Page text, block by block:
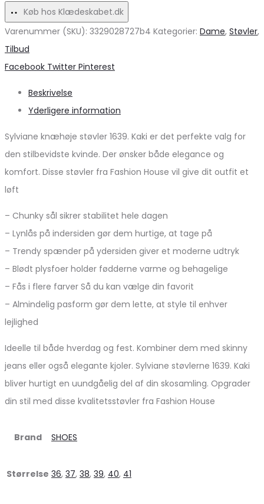
Køb hos Klædeskabet.dk
Varenummer (SKU): 3329028727b4 Kategorier: Dame, Støvler,
Tilbud
Share
Facebook Twitter Pinterest
Beskrivelse
Yderligere information
Sylviane knæhøje støvler 1639. Kaki er det perfekte valg for
den stilbevidste kvinde. Der ønsker både elegance og
komfort. Disse støvler fra Fashion House vil give dit outfit et
løft
– Chunky sål sikrer stabilitet hele dagen
– Lynlås på indersiden gør dem hurtige, at tage på
– Trendy spænder på ydersiden giver et moderne udtryk
– Blødt plysfoer holder fødderne varme og behagelige
– Fås i flere farver Så du kan vælge din favorit
– Almindelig pasform gør dem lette, at style til enhver
lejlighed
Ideelle til både hverdag og fest. Kombiner dem med skinny
jeans eller også elegante kjoler. Sylviane støvlerne 1639. Kaki
bliver hurtigt en uundgåelig del af din skosamling. Opgrader
din stil med disse kvalitetsstøvler fra Fashion House
Brand SHOES
Størrelse 36, 37, 38, 39, 40, 41